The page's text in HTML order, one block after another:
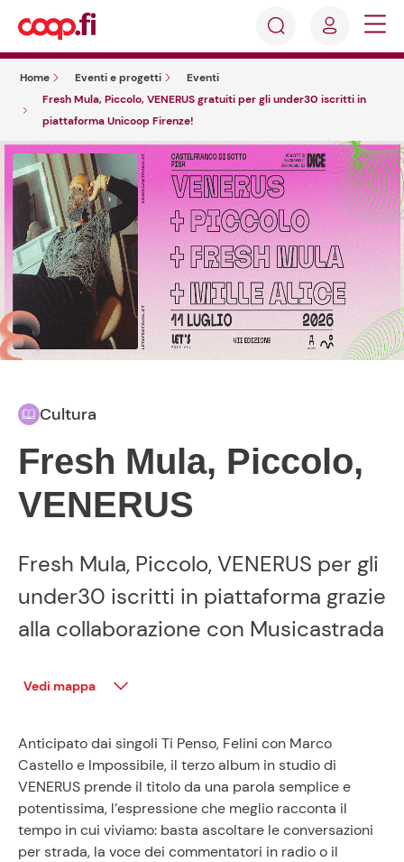
Accedi
Registrati
Home Eventi e progetti
Eventi
Fresh Mula, Piccolo, VENERUS gratuiti per gli under30 iscritti in
piattaforma Unicoop Firenze!
Cultura
Fresh Mula, Piccolo,
VENERUS
Fresh Mula, Piccolo, VENERUS per gli
under30 iscritti in piattaforma grazie
alla collaborazione con Musicastrada
Vedi mappa
Anticipato dai singoli Ti Penso, Felini con Marco
Castello e Impossibile, il terzo album in studio di
VENERUS prende il titolo da una parola semplice e
potentissima, l’espressione che meglio racconta il
tempo in cui viviamo: basta ascoltare le conversazioni
per strada, la voce dei commentatori in radio o il